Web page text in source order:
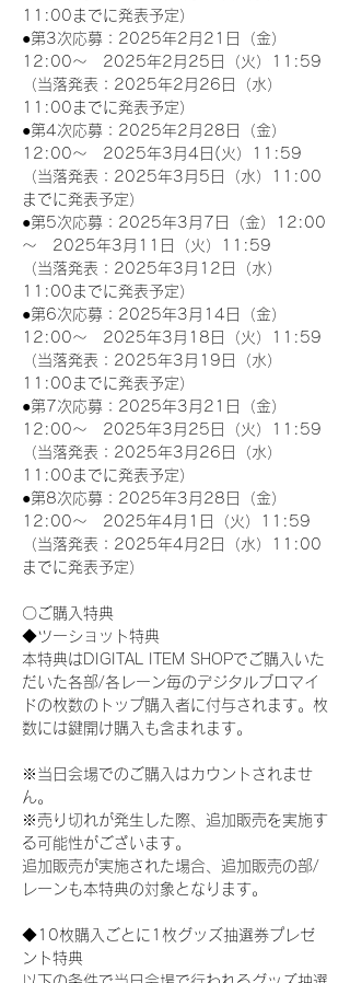
11:00までに発表予定）
●第3次応募：2025年2月21日（金）
12:00～　2025年2月25日（火）11:59
（当落発表：2025年2月26日（水）
11:00までに発表予定）
●第4次応募：2025年2月28日（金）
12:00～　2025年3月4日(火）11:59
（当落発表：2025年3月5日（水）11:00
までに発表予定）
●第5次応募：2025年3月7日（金）12:00
～　2025年3月11日（火）11:59
（当落発表：2025年3月12日（水）
11:00までに発表予定）
●第6次応募：2025年3月14日（金）
12:00～　2025年3月18日（火）11:59
（当落発表：2025年3月19日（水）
11:00までに発表予定）
●第7次応募：2025年3月21日（金）
12:00～　2025年3月25日（火）11:59
（当落発表：2025年3月26日（水）
11:00までに発表予定）
●第8次応募：2025年3月28日（金）
12:00～　2025年4月1日（火）11:59
（当落発表：2025年4月2日（水）11:00
までに発表予定）
〇ご購入特典
◆ツーショット特典
本特典はDIGITAL ITEM SHOPでご購入いた
だいた各部/各レーン毎のデジタルブロマイ
ドの枚数のトップ購入者に付与されます。枚
数には鍵開け購入も含まれます。
※当日会場でのご購入はカウントされませ
ん。
※売り切れが発生した際、追加販売を実施す
る可能性がございます。
追加販売が実施された場合、追加販売の部/
レーンも本特典の対象となります。
◆10枚購入ごとに1枚グッズ抽選券プレゼ
ント特典